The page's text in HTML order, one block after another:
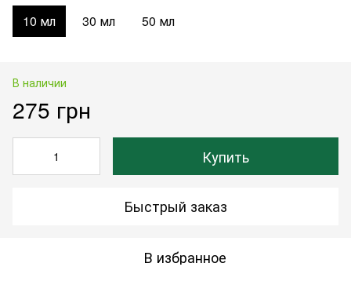
10 мл 30 мл 50 мл
В наличии
275 грн
Купить
Быстрый заказ
В избранное